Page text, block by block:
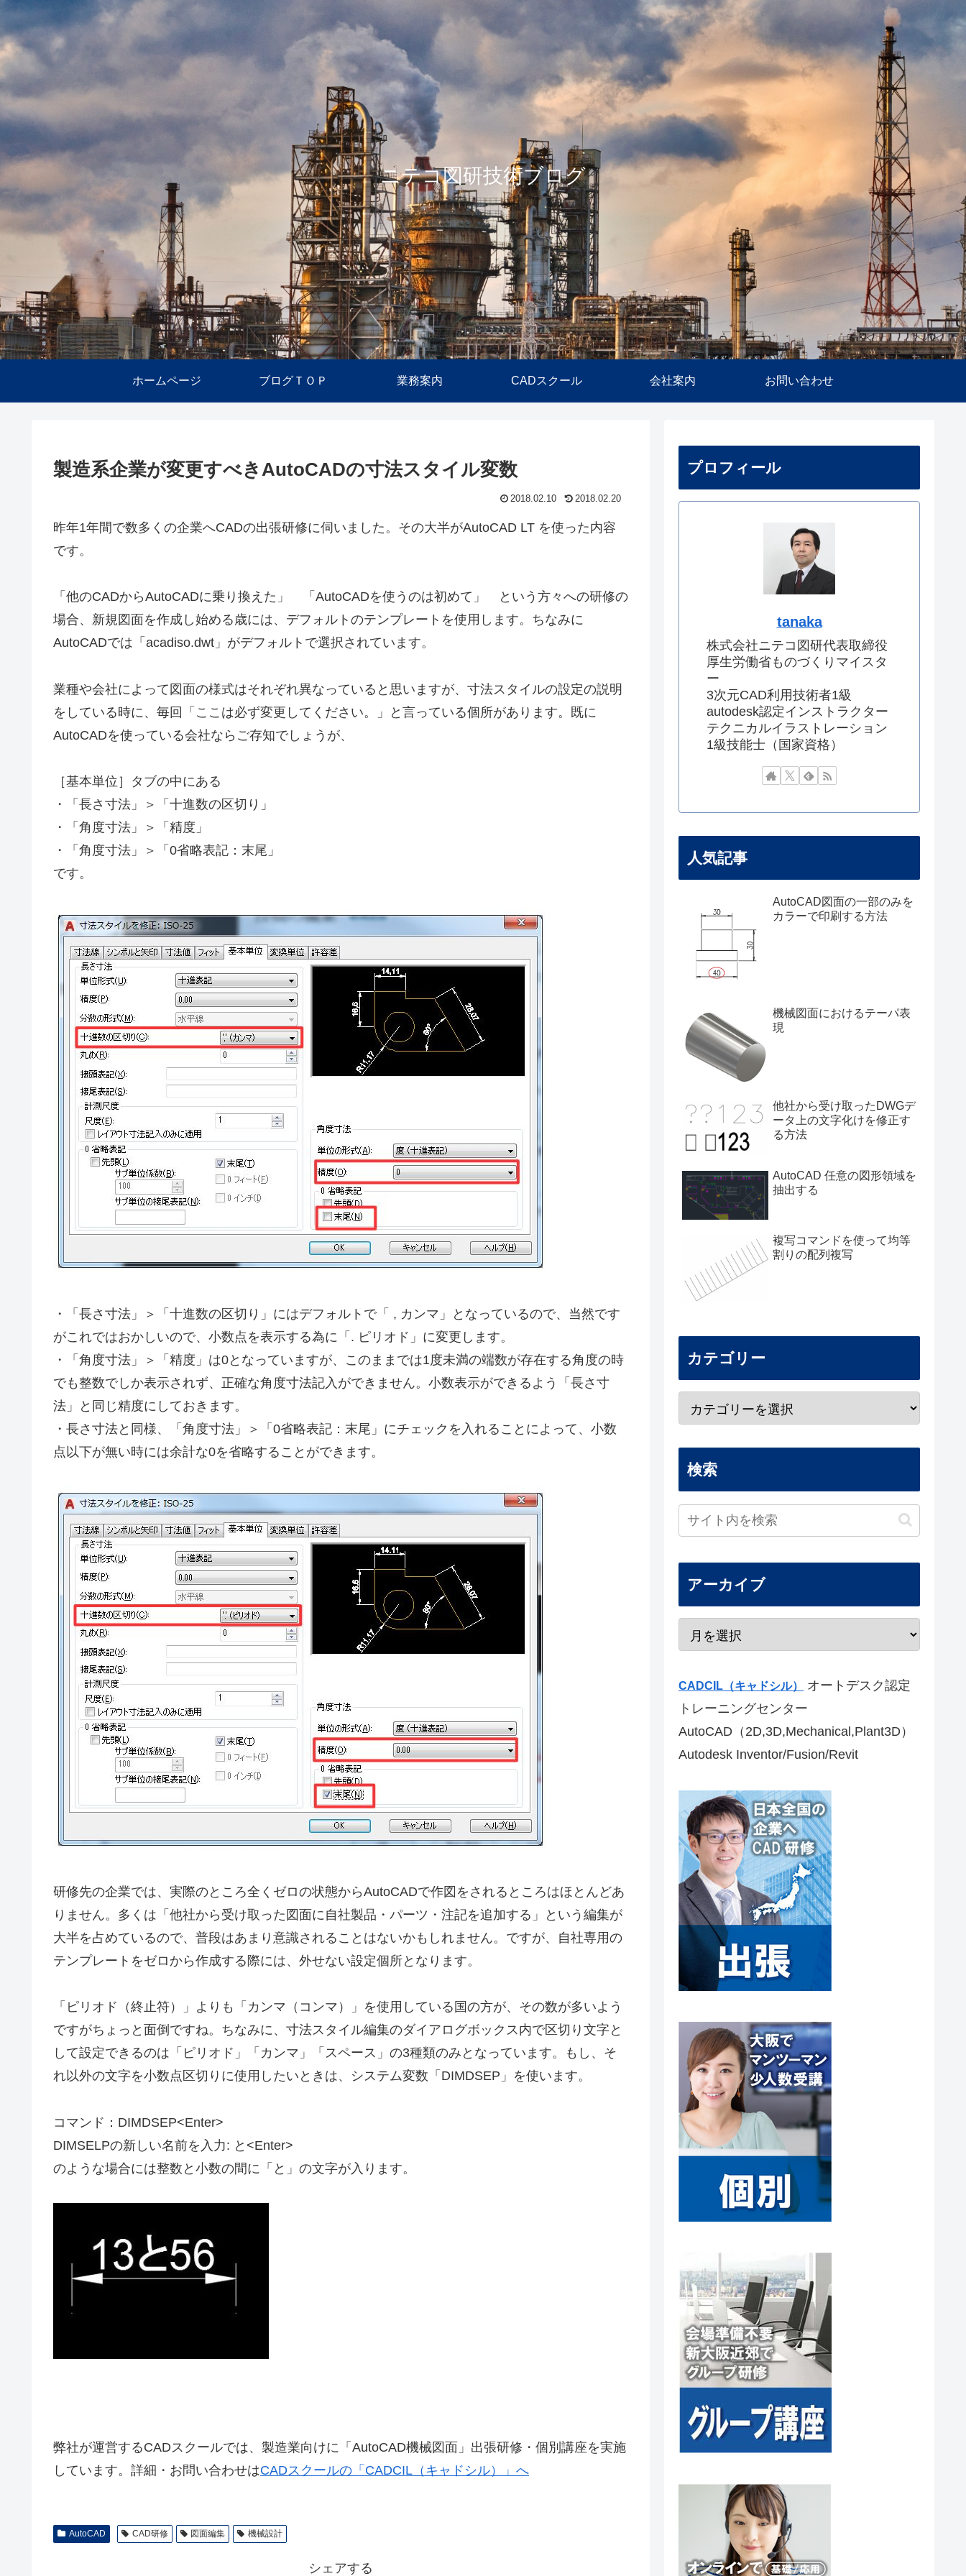
ニテコ図研技術ブログ
ホームページ ブログＴＯＰ 業務案内 CADスクール 会社案内 お問い合わせ
製造系企業が変更すべきAutoCADの寸法スタイル変数
2018.02.10 2018.02.20
昨年1年間で数多くの企業へCADの出張研修に伺いました。その大半がAutoCAD LT を使った内容
です。
「他のCADからAutoCADに乗り換えた」 「AutoCADを使うのは初めて」 という方々への研修の
場合、新規図面を作成し始める歳には、デフォルトのテンプレートを使用します。ちなみに
AutoCADでは「acadiso.dwt」がデフォルトで選択されています。
業種や会社によって図面の様式はそれぞれ異なっていると思いますが、寸法スタイルの設定の説明
をしている時に、毎回「ここは必ず変更してください。」と言っている個所があります。既に
AutoCADを使っている会社ならご存知でしょうが、
［基本単位］タブの中にある
・「長さ寸法」＞「十進数の区切り」
・「角度寸法」＞「精度」
・「角度寸法」＞「0省略表記：末尾」
です。
・「長さ寸法」＞「十進数の区切り」にはデフォルトで「 , カンマ」となっているので、当然です
がこれではおかしいので、小数点を表示する為に「. ピリオド」に変更します。
・「角度寸法」＞「精度」は0となっていますが、このままでは1度未満の端数が存在する角度の時
でも整数でしか表示されず、正確な角度寸法記入ができません。小数表示ができるよう「長さ寸
法」と同じ精度にしておきます。
・長さ寸法と同様、「角度寸法」＞「0省略表記：末尾」にチェックを入れることによって、小数
点以下が無い時には余計な0を省略することができます。
研修先の企業では、実際のところ全くゼロの状態からAutoCADで作図をされるところはほとんどあ
りません。多くは「他社から受け取った図面に自社製品・パーツ・注記を追加する」という編集が
大半を占めているので、普段はあまり意識されることはないかもしれません。ですが、自社専用の
テンプレートをゼロから作成する際には、外せない設定個所となります。
「ピリオド（終止符）」よりも「カンマ（コンマ）」を使用している国の方が、その数が多いよう
ですがちょっと面倒ですね。ちなみに、寸法スタイル編集のダイアログボックス内で区切り文字と
して設定できるのは「ピリオド」「カンマ」「スペース」の3種類のみとなっています。もし、そ
れ以外の文字を小数点区切りに使用したいときは、システム変数「DIMDSEP」を使います。
コマンド：DIMDSEP<Enter>
DIMSELPの新しい名前を入力: と<Enter>
のような場合には整数と小数の間に「と」の文字が入ります。
弊社が運営するCADスクールでは、製造業向けに「AutoCAD機械図面」出張研修・個別講座を実施
しています。詳細・お問い合わせはCADスクールの「CADCIL（キャドシル）」へ
AutoCAD CAD研修 図面編集 機械設計
シェアする
プロフィール
tanaka
株式会社ニテコ図研代表取締役
厚生労働省ものづくりマイスタ
ー
3次元CAD利用技術者1級
autodesk認定インストラクター
テクニカルイラストレーション
1級技能士（国家資格）
人気記事
AutoCAD図面の一部のみを
カラーで印刷する方法
機械図面におけるテーパ表
現
他社から受け取ったDWGデ
ータ上の文字化けを修正す
る方法
AutoCAD 任意の図形領域を
抽出する
複写コマンドを使って均等
割りの配列複写
カテゴリー
検索
アーカイブ
CADCIL（キャドシル）
オートデスク認定
トレーニングセンター
AutoCAD（2D,3D,Mechanical,Plant3D）
Autodesk Inventor/Fusion/Revit